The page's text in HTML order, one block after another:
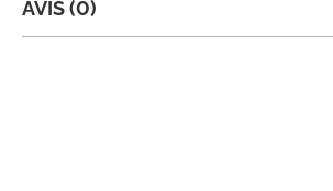
AVIS (0)